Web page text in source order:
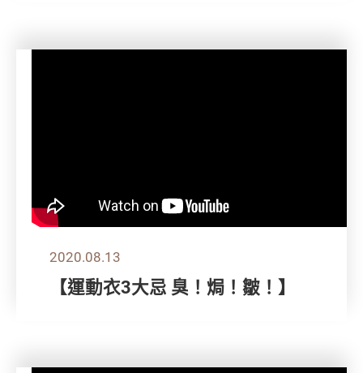
2020.08.13
【運動衣3大忌 臭！焗！皺！】